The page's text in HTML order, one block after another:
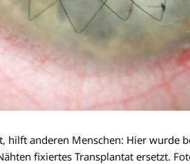
hilft anderen Menschen: Hier wurde
fixiertes Transplantat ersetzt.